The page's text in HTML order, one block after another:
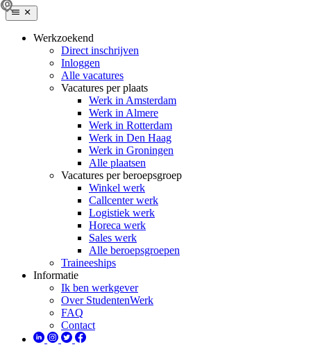
Werkzoekend
Direct inschrijven
Inloggen
Alle vacatures
Vacatures per plaats
Werk in Amsterdam
Werk in Almere
Werk in Rotterdam
Werk in Den Haag
Werk in Groningen
Alle plaatsen
Vacatures per beroepsgroep
Winkel werk
Callcenter werk
Logistiek werk
Horeca werk
Sales werk
Alle beroepsgroepen
Traineeships
Informatie
Ik ben werkgever
Over StudentenWerk
FAQ
Contact